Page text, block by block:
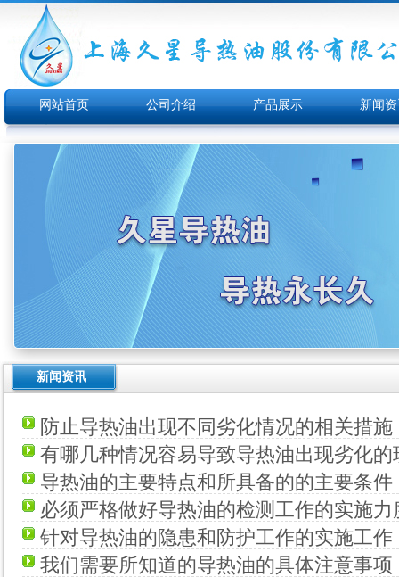
网站首页 公司介绍 产品展示 新闻
新闻资讯
防止导热油出现不同劣化情况的相关措施
有哪几种情况容易导致导热油出现劣化的
导热油的主要特点和所具备的的主要条件
必须严格做好导热油的检测工作的实施力
针对导热油的隐患和防护工作的实施工作
我们需要所知道的导热油的具体注意事项